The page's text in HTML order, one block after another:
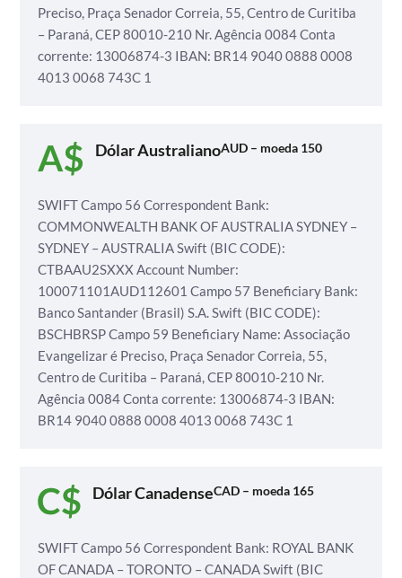
Preciso, Praça Senador Correia, 55, Centro de Curitiba
– Paraná, CEP 80010-210 Nr. Agência 0084Conta
corrente: 13006874-3 IBAN: BR14 9040 0888 0008
4013 0068 743C 1
Dólar AustralianoAUD – moeda 150
SWIFTCampo 56 Correspondent Bank:
COMMONWEALTH BANK OF AUSTRALIA SYDNEY –
SYDNEY – AUSTRALIASwift (BIC CODE):
CTBAAU2SXXX Account Number:
100071101AUD112601 Campo 57 Beneficiary Bank:
Banco Santander (Brasil) S.A.Swift (BIC CODE):
BSCHBRSPCampo 59 Beneficiary Name: Associação
Evangelizar é Preciso, Praça Senador Correia, 55,
Centro de Curitiba – Paraná, CEP 80010-210 Nr.
Agência 0084Conta corrente: 13006874-3 IBAN:
BR14 9040 0888 0008 4013 0068 743C 1
Dólar CanadenseCAD – moeda 165
SWIFTCampo 56 Correspondent Bank: ROYAL BANK
OF CANADA – TORONTO – CANADASwift (BIC